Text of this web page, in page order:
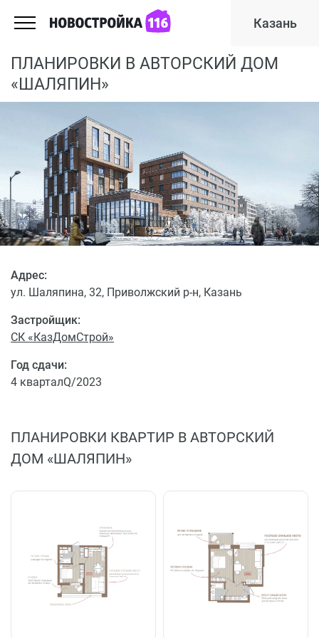
Казань
ПЛАНИРОВКИ В АВТОРСКИЙ ДОМ
«ШАЛЯПИН»
Застройщик:
СК «КазДомСтрой»
Адрес:
ул. Шаляпина, 32, Приволжский р-н, Казань
Год сдачи:
4 кварталQ/2023
ПЛАНИРОВКИ КВАРТИР В АВТОРСКИЙ
ДОМ «ШАЛЯПИН»